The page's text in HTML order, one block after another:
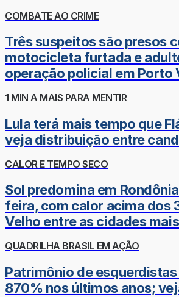
COMBATE AO CRIME
Três suspeitos são presos
motocicleta furtada e
operação policial em Porto
1 MIN A MAIS PARA MENTIR
Lula terá mais tempo que
veja distribuição entre
CALOR E TEMPO SECO
Sol predomina em
feira, com calor acima dos
Velho entre as cidades
QUADRILHA BRASIL EM AÇÃO
Patrimônio de
870% nos últimos anos;